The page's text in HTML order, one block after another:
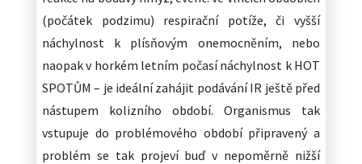
(počátek podzimu) respirační potíže, či vyšší
náchylnost k plísňovým onemocněním, nebo
naopak v horkém letním počasí náchylnost k HOT
SPOTŮM – je ideální zahájit podávání IR ještě před
nástupem kolizního období. Organismus tak
vstupuje do problémového období připravený a
problém se tak projeví buď v nepoměrně nižší